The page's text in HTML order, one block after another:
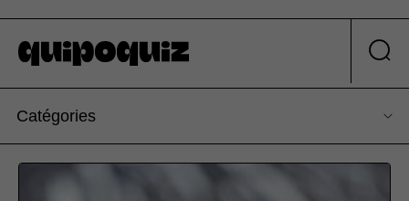
Catégories